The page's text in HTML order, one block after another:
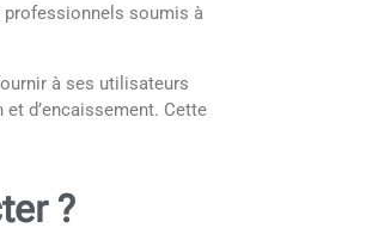
professionnels soumis à
à ses utilisateurs
d’encaissement. Cette
?